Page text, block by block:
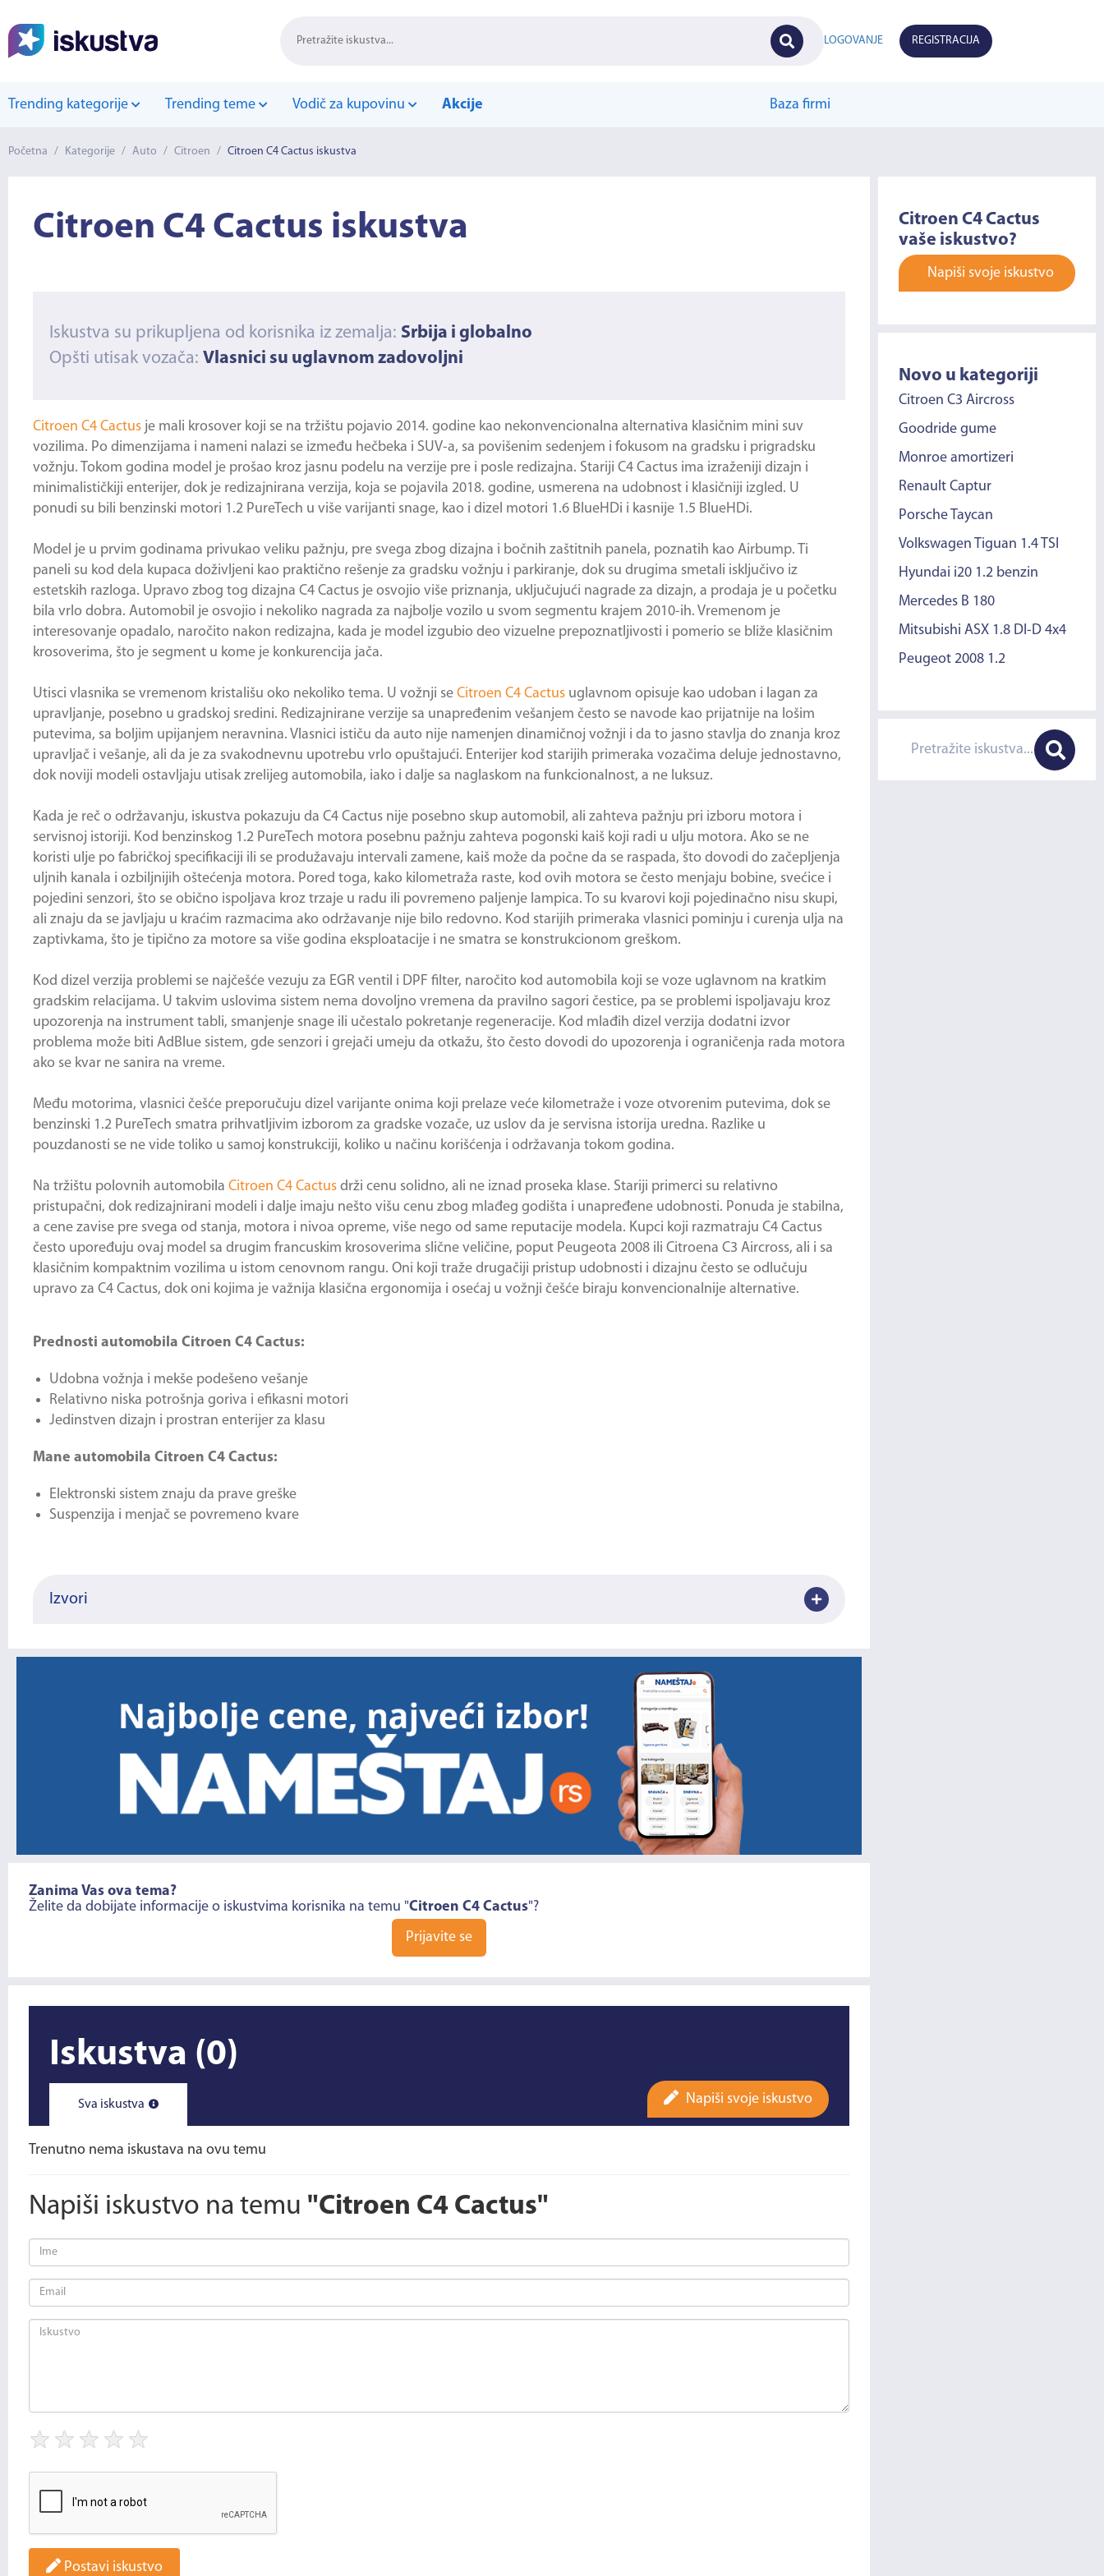
LOGOVANJE REGISTRACIJA
Trending kategorije Trending teme Vodič za kupovinu Akcije Baza firmi
Početna / Kategorije / Auto / Citroen / Citroen C4 Cactus iskustva
Citroen C4 Cactus iskustva
Iskustva su prikupljena od korisnika iz zemalja: Srbija i globalno
Opšti utisak vozača: Vlasnici su uglavnom zadovoljni
Citroen C4 Cactus je mali krosover koji se na tržištu pojavio 2014. godine kao nekonvencionalna alternativa klasičnim mini suv
vozilima. Po dimenzijama i nameni nalazi se između hečbeka i SUV-a, sa povišenim sedenjem i fokusom na gradsku i prigradsku
vožnju. Tokom godina model je prošao kroz jasnu podelu na verzije pre i posle redizajna. Stariji C4 Cactus ima izraženiji dizajn i
minimalističkiji enterijer, dok je redizajnirana verzija, koja se pojavila 2018. godine, usmerena na udobnost i klasičniji izgled. U
ponudi su bili benzinski motori 1.2 PureTech u više varijanti snage, kao i dizel motori 1.6 BlueHDi i kasnije 1.5 BlueHDi.
Model je u prvim godinama privukao veliku pažnju, pre svega zbog dizajna i bočnih zaštitnih panela, poznatih kao Airbump. Ti
paneli su kod dela kupaca doživljeni kao praktično rešenje za gradsku vožnju i parkiranje, dok su drugima smetali isključivo iz
estetskih razloga. Upravo zbog tog dizajna C4 Cactus je osvojio više priznanja, uključujući nagrade za dizajn, a prodaja je u početku
bila vrlo dobra. Automobil je osvojio i nekoliko nagrada za najbolje vozilo u svom segmentu krajem 2010-ih. Vremenom je
interesovanje opadalo, naročito nakon redizajna, kada je model izgubio deo vizuelne prepoznatljivosti i pomerio se bliže klasičnim
krosoverima, što je segment u kome je konkurencija jača.
Utisci vlasnika se vremenom kristališu oko nekoliko tema. U vožnji se Citroen C4 Cactus uglavnom opisuje kao udoban i lagan za
upravljanje, posebno u gradskoj sredini. Redizajnirane verzije sa unapređenim vešanjem često se navode kao prijatnije na lošim
putevima, sa boljim upijanjem neravnina. Vlasnici ističu da auto nije namenjen dinamičnoj vožnji i da to jasno stavlja do znanja kroz
upravljač i vešanje, ali da je za svakodnevnu upotrebu vrlo opuštajući. Enterijer kod starijih primeraka vozačima deluje jednostavno,
dok noviji modeli ostavljaju utisak zrelijeg automobila, iako i dalje sa naglaskom na funkcionalnost, a ne luksuz.
Kada je reč o održavanju, iskustva pokazuju da C4 Cactus nije posebno skup automobil, ali zahteva pažnju pri izboru motora i
servisnoj istoriji. Kod benzinskog 1.2 PureTech motora posebnu pažnju zahteva pogonski kaiš koji radi u ulju motora. Ako se ne
koristi ulje po fabričkoj specifikaciji ili se produžavaju intervali zamene, kaiš može da počne da se raspada, što dovodi do začepljenja
uljnih kanala i ozbiljnijih oštećenja motora. Pored toga, kako kilometraža raste, kod ovih motora se često menjaju bobine, svećice i
pojedini senzori, što se obično ispoljava kroz trzaje u radu ili povremeno paljenje lampica. To su kvarovi koji pojedinačno nisu skupi,
ali znaju da se javljaju u kraćim razmacima ako održavanje nije bilo redovno. Kod starijih primeraka vlasnici pominju i curenja ulja na
zaptivkama, što je tipično za motore sa više godina eksploatacije i ne smatra se konstrukcionom greškom.
Kod dizel verzija problemi se najčešće vezuju za EGR ventil i DPF filter, naročito kod automobila koji se voze uglavnom na kratkim
gradskim relacijama. U takvim uslovima sistem nema dovoljno vremena da pravilno sagori čestice, pa se problemi ispoljavaju kroz
upozorenja na instrument tabli, smanjenje snage ili učestalo pokretanje regeneracije. Kod mlađih dizel verzija dodatni izvor
problema može biti AdBlue sistem, gde senzori i grejači umeju da otkažu, što često dovodi do upozorenja i ograničenja rada motora
ako se kvar ne sanira na vreme.
Među motorima, vlasnici češće preporučuju dizel varijante onima koji prelaze veće kilometraže i voze otvorenim putevima, dok se
benzinski 1.2 PureTech smatra prihvatljivim izborom za gradske vozače, uz uslov da je servisna istorija uredna. Razlike u
pouzdanosti se ne vide toliko u samoj konstrukciji, koliko u načinu korišćenja i održavanja tokom godina.
Na tržištu polovnih automobila Citroen C4 Cactus drži cenu solidno, ali ne iznad proseka klase. Stariji primerci su relativno
pristupačni, dok redizajnirani modeli i dalje imaju nešto višu cenu zbog mlađeg godišta i unapređene udobnosti. Ponuda je stabilna,
a cene zavise pre svega od stanja, motora i nivoa opreme, više nego od same reputacije modela. Kupci koji razmatraju C4 Cactus
često upoređuju ovaj model sa drugim francuskim krosoverima slične veličine, poput Peugeota 2008 ili Citroena C3 Aircross, ali i sa
klasičnim kompaktnim vozilima u istom cenovnom rangu. Oni koji traže drugačiji pristup udobnosti i dizajnu često se odlučuju
upravo za C4 Cactus, dok oni kojima je važnija klasična ergonomija i osećaj u vožnji češće biraju konvencionalnije alternative.
Prednosti automobila Citroen C4 Cactus:
Udobna vožnja i mekše podešeno vešanje
Relativno niska potrošnja goriva i efikasni motori
Jedinstven dizajn i prostran enterijer za klasu
Mane automobila Citroen C4 Cactus:
Elektronski sistem znaju da prave greške
Suspenzija i menjač se povremeno kvare
Izvori
Zanima Vas ova tema?
Želite da dobijate informacije o iskustvima korisnika na temu "Citroen C4 Cactus"?
Prijavite se
Iskustva (0)
Sva iskustva Napiši svoje iskustvo
Trenutno nema iskustava na ovu temu
Napiši iskustvo na temu "Citroen C4 Cactus"
★ ★ ★ ★ ★
Postavi iskustvo
Citroen C4 Cactus
vaše iskustvo?
Napiši svoje iskustvo
Novo u kategoriji
Citroen C3 Aircross
Goodride gume
Monroe amortizeri
Renault Captur
Porsche Taycan
Volkswagen Tiguan 1.4 TSI
Hyundai i20 1.2 benzin
Mercedes B 180
Mitsubishi ASX 1.8 DI-D 4x4
Peugeot 2008 1.2